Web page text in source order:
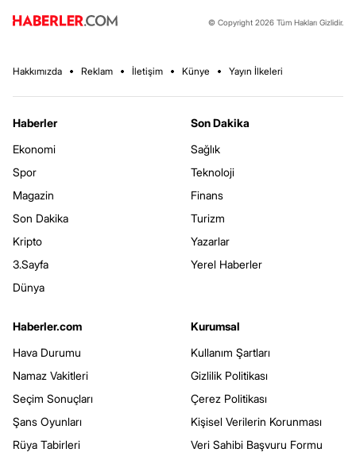
© Copyright 2026 Tüm Hakları Gizlidir.
Hakkımızda Reklam İletişim Künye Yayın İlkeleri
Haberler
Ekonomi
Spor
Magazin
Son Dakika
Kripto
3.Sayfa
Dünya
Son Dakika
Sağlık
Teknoloji
Finans
Turizm
Yazarlar
Yerel Haberler
Haberler.com
Hava Durumu
Namaz Vakitleri
Seçim Sonuçları
Şans Oyunları
Rüya Tabirleri
Kurumsal
Kullanım Şartları
Gizlilik Politikası
Çerez Politikası
Kişisel Verilerin Korunması
Veri Sahibi Başvuru Formu